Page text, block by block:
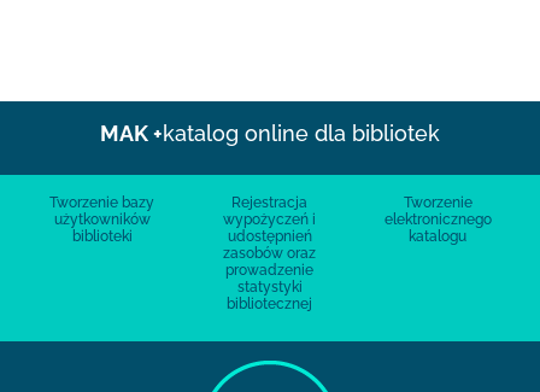
MAK +katalog online dla bibliotek
Tworzenie bazy
użytkowników
biblioteki
Rejestracja
wypożyczeń i
udostępnień
zasobów oraz
prowadzenie
statystyki
bibliotecznej
Tworzenie
elektronicznego
katalogu